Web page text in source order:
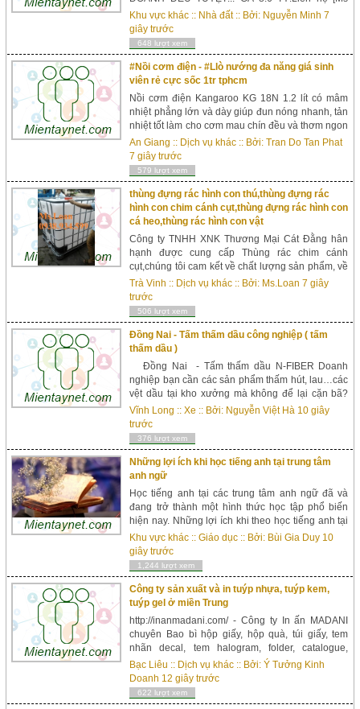
Minh - Nhà đất Thủ Đô ]: 0866740937 -
0931307786 Hỗ trợ xem và mua nhà miễn
phí.Nhà 40m2, 4 tầng.+ Nhà phân lô, móng, cọc,
tre, khung BTCT chắc chắn, có thể thêm tầng
thoải mái.+ Tầng 1 có thể làm gara ô...
Khu vực khác :: Nhà đất:: Bởi: Nguyễn Minh 7
giây trước
648 lượt xem
#Nồi cơm điện - #Llò nướng đa năng giá sinh
viên rẻ cực sốc 1tr tphcm
Nồi cơm điện Kangaroo KG 18N 1.2 lít có mâm
nhiệt phẳng lớn và dày giúp đun nóng nhanh, tản
nhiệt tốt làm cho cơm mau chín đều và thơm ngon
hơn. Lòng nồi cơm điện Kangaroo KG 18N 1.2 lít
tráng lớp men chống dính giúp cơm không bám
dính, ngăn cháy khét, dễ dàng vệ sinh sau khi sử
dụng. Lò nướng Ka...
An Giang :: Dịch vụ khác :: Bởi:Tran Do Tan Phat
7 giây trước
579 lượt xem
thùng đựng rác hình con thú,thùng đựng rác
hình con chim cánh cụt,thùng đựng rác hình con
cá heo,thùng rác hình con vật
Công ty TNHH XNK Thương Mại Cát Đằng hân
hạnh được cung cấp Thùng rác chim cánh
cụt,chúng tôi cam kết về chất lượng sản phẩm, về
giá cả và giao hàng, đặc biệt chiết khấu cao cho
Qúy khách hàng mua với số lượng ...
Trà Vinh :: Dịch vụ khác :: Bởi: Ms.Loan 7 giây
trước
506 lượt xem
Đồng Nai - Tấm thấm dầu công nghiệp ( tấm
thấm dầu )
Đồng Nai - Tấm thấm dầu N-FIBER Doanh
nghiệp bạn cần các sản phẩm thấm hút, lau…các
vệt dầu tại kho xưởng mà không để lại cặn bã?
Bạn cần các sản phẩm có độ thấm hút tốt để có
thể xử lý ứng phó các sự cố do dầu gây ra. Tấm
thấm dầu N-FIBER P40 chắc chắn là sản phẩm
không thể thiếu được bạn nhé...
Vĩnh Long ::Xe :: Bởi: Nguyễn Việt Hà 10 giây
trước
376 lượt xem
Những lợi ích khi học tiếng anh tại trung tâm
anh ngữ
Học tiếng anh tại các trung tâm anh ngữ đã và
đang trở thành một hình thức học tập phổ biến
hiện nay. Những lợi ích khi theo học tiếng anh tại
những trung tâm tiếng anh mang đến rất nhiều lợi
ích cho người học nến các bạn biết cách vận
dụng...
Khu vực khác ::Giáo dục :: Bởi: Bùi Gia Duy 10
giây trước
1,244 lượt xem
Công ty sản xuất và in tuýp nhựa, tuýp kem,
tuýp gel ở miền Trung
http://inanmadani.com/ - Công ty In ấn MADANI
chuyên Bao bì hộp giấy, hộp quà, túi giấy, tem
nhãn decal, tem halogram, folder, catalogue,
brochure ngành Thực phẩm, Dược phẩm, Mỹ
phẩm. Nhận in và cung cấp tuýp nhựa, chai lọ, hủ,
bình. Nhận tư vấn Pr thương hiệu, phát triển sản
phẩm cho cty mới thành lập, người khởi nghi...
Bạc Liêu :: Dịch vụ khác :: Bởi:Ý Tưởng Kinh
Doanh 12 giây trước
622 lượt xem